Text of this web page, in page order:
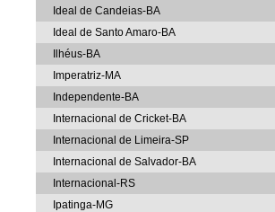
Ideal de Candeias-BA
Ideal de Santo Amaro-BA
Ilhéus-BA
Imperatriz-MA
Independente-BA
Internacional de Cricket-BA
Internacional de Limeira-SP
Internacional de Salvador-BA
Internacional-RS
Ipatinga-MG